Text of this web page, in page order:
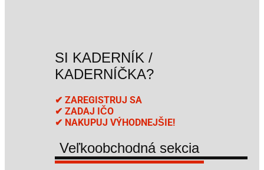
SI KADERNÍK /
KADERNÍČKA?
✔ ZAREGISTRUJ SA
✔ ZADAJ IČO
✔ NAKUPUJ VÝHODNEJŠIE!
Veľkoobchodná sekcia